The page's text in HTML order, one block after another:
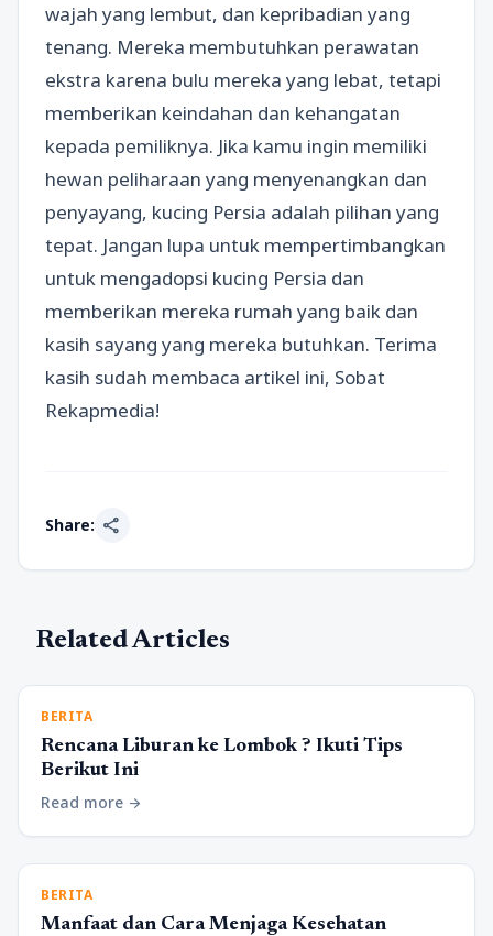
wajah yang lembut, dan kepribadian yang
tenang. Mereka membutuhkan perawatan
ekstra karena bulu mereka yang lebat, tetapi
memberikan keindahan dan kehangatan
kepada pemiliknya. Jika kamu ingin memiliki
hewan peliharaan yang menyenangkan dan
penyayang, kucing Persia adalah pilihan yang
tepat. Jangan lupa untuk mempertimbangkan
untuk mengadopsi kucing Persia dan
memberikan mereka rumah yang baik dan
kasih sayang yang mereka butuhkan. Terima
kasih sudah membaca artikel ini, Sobat
Rekapmedia!
Share: share
Related Articles
BERITA
Rencana Liburan ke Lombok ? Ikuti Tips
Berikut Ini
Read more arrow_forward
BERITA
Manfaat dan Cara Menjaga Kesehatan